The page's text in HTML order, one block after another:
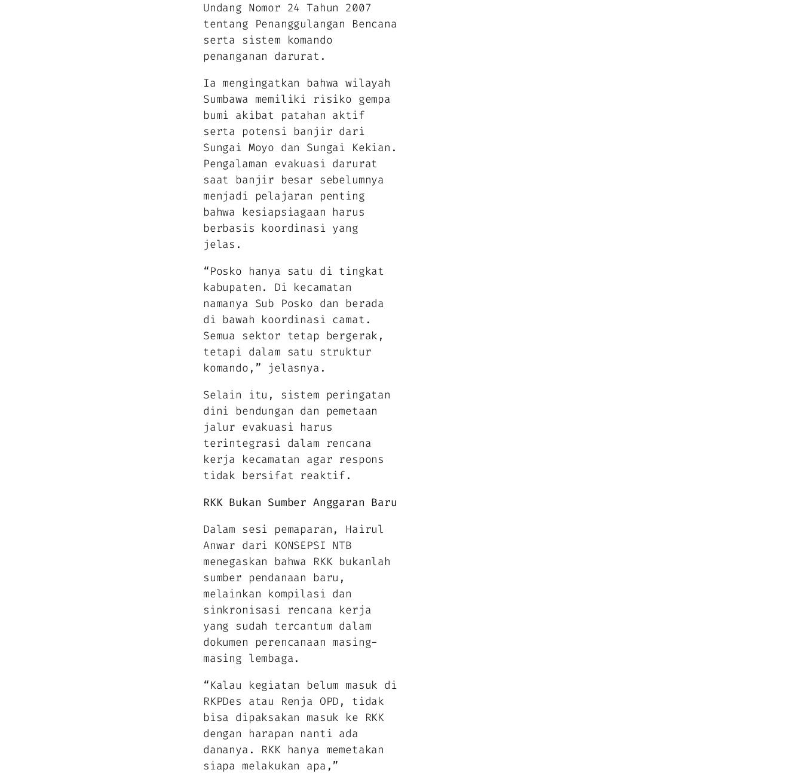
Undang Nomor 24 Tahun 2007
tentang Penanggulangan Bencana
serta sistem komando
penanganan darurat.
Ia mengingatkan bahwa wilayah
Sumbawa memiliki risiko gempa
bumi akibat patahan aktif
serta potensi banjir dari
Sungai Moyo dan Sungai Kekian.
Pengalaman evakuasi darurat
saat banjir besar sebelumnya
menjadi pelajaran penting
bahwa kesiapsiagaan harus
berbasis koordinasi yang
jelas.
“Posko hanya satu di tingkat
kabupaten. Di kecamatan
namanya Sub Posko dan berada
di bawah koordinasi camat.
Semua sektor tetap bergerak,
tetapi dalam satu struktur
komando,” jelasnya.
Selain itu, sistem peringatan
dini bendungan dan pemetaan
jalur evakuasi harus
terintegrasi dalam rencana
kerja kecamatan agar respons
tidak bersifat reaktif.
RKK Bukan Sumber Anggaran Baru
Dalam sesi pemaparan, Hairul
Anwar dari KONSEPSI NTB
menegaskan bahwa RKK bukanlah
sumber pendanaan baru,
melainkan kompilasi dan
sinkronisasi rencana kerja
yang sudah tercantum dalam
dokumen perencanaan masing-
masing lembaga.
“Kalau kegiatan belum masuk di
RKPDes atau Renja OPD, tidak
bisa dipaksakan masuk ke RKK
dengan harapan nanti ada
dananya. RKK hanya memetakan
siapa melakukan apa,”